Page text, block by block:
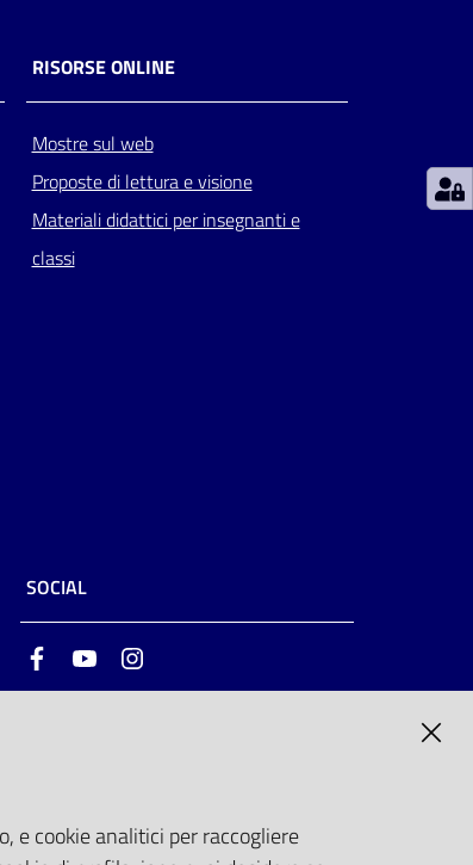
RISORSE ONLINE
Mostre sul web
Proposte di lettura e visione
Materiali didattici per insegnanti e
classi
SOCIAL
FacebookYoutube
e cookie analitici per raccogliere